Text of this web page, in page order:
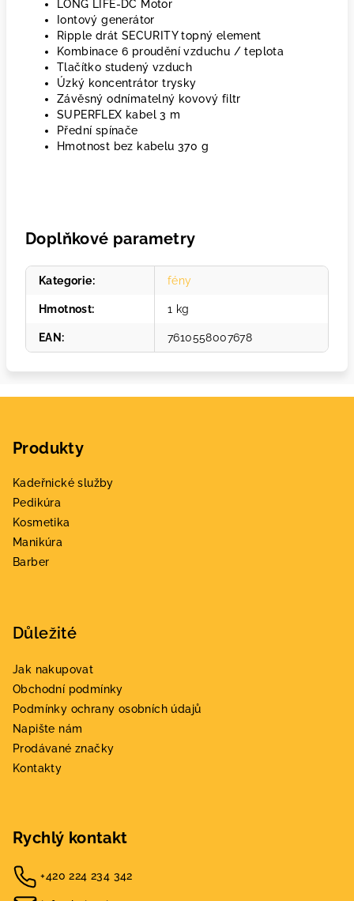
LONG LIFE-DC Motor
Iontový generátor
Ripple drát SECURITY topný element
Kombinace 6 proudění vzduchu / teplota
Tlačítko studený vzduch
Úzký koncentrátor trysky
Závěsný odnímatelný kovový filtr
SUPERFLEX kabel 3 m
Přední spínače
Hmotnost bez kabelu 370 g
Doplňkové parametry
Kategorie: fény
Hmotnost: 1 kg
EAN : 7610558007678
Produkty
Kadeřnické služby
Pedikúra
Kosmetika
Manikúra
Barber
Důležité
Jak nakupovat
Obchodní podmínky
Podmínky ochrany osobních údajů
Napište nám
Prodávané značky
Kontakty
Rychlý kontakt
+420 224 234 342